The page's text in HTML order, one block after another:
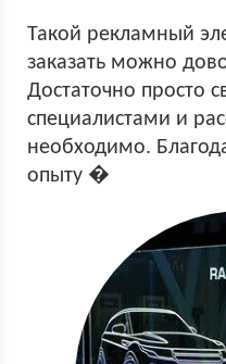
Такой рекламный
заказать можно
Достаточно просто
специалистами и
необходимо.
опыту �